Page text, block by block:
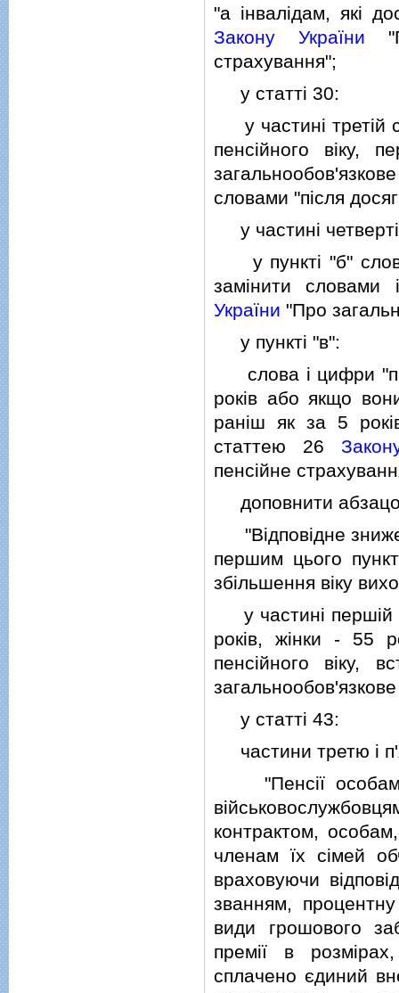
"а iнвалiдам, якi
Закону України
страхування";
у статтi 30:
у частинi третiй
пенсiйного вiку,
словами "пiсля
у частинi
у пунктi "б"
замiнити
України "Про
у пунктi "в":
слова i цифри
рокiв або якщо
ранiш як за 5 рокiв
статтею 26
пенсiйне
доповнити
"Вiдповiдне
першим цього
збiльшення вiку
у частинi першiй
рокiв, жiнки - 55
пенсiйного вiку,
у статтi 43:
частини третю i
"Пенсiї особам
контрактом,
членам їх сiмей
враховуючи
званням,
види грошового
премiї в
сплачено єдиний